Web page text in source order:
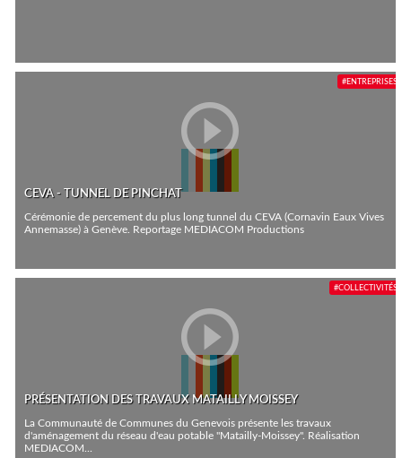
CEVA - TUNNEL DE PINCHAT
Cérémonie de percement du plus long tunnel du CEVA (Cornavin Eaux Vives
Annemasse) à Genève. Reportage MEDIACOM Productions
#ENTREPRISES
PRÉSENTATION DES TRAVAUX MATAILLY MOISSEY
La Communauté de Communes du Genevois présente les travaux
d'aménagement du réseau d'eau potable "Matailly-Moissey". Réalisation
MEDIACOM...
#COLLECTIVITÉS